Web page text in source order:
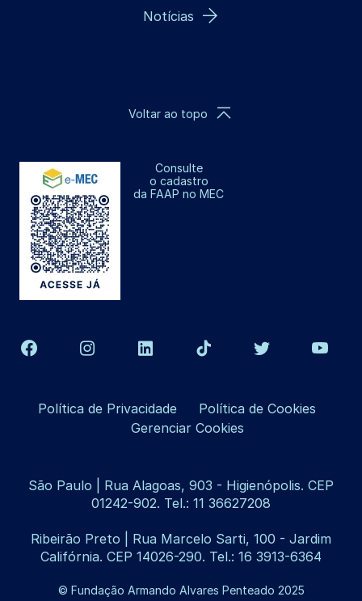
Notícias
Consulte
o cadastro
da FAAP no MEC
Voltar ao topo
Política de Privacidade
Política de Cookies
Gerenciar Cookies
São Paulo | Rua Alagoas, 903 - Higienópolis. CEP
01242-902. Tel.: 11 36627208
Ribeirão Preto | Rua Marcelo Sarti, 100 - Jardim
Califórnia. CEP 14026-290. Tel.: 16 3913-6364
© Fundação Armando Alvares Penteado 2025